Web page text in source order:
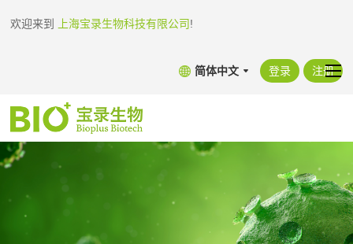
欢迎来到 上海宝录生物科技有限公司!
简体中文 登录 注册